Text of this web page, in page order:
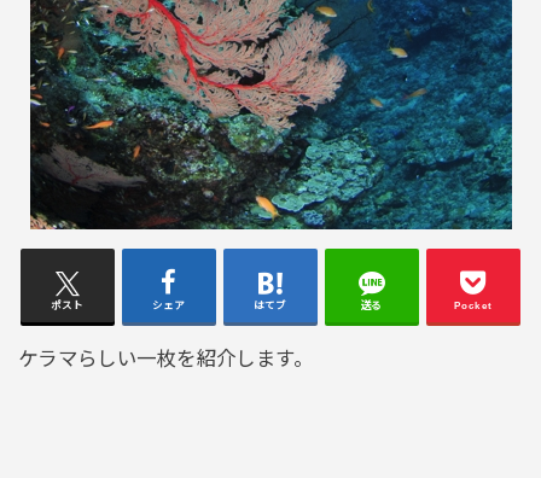
ポスト シェア はてブ 送る Pocket
ケラマらしい一枚を紹介します。